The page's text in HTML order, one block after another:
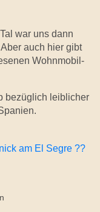
war uns dann
auch hier gibt
Wohnmobil-
bezüglich leiblicher
am El Segre ??